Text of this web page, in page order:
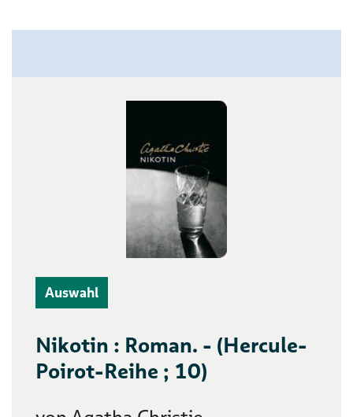
Auswahl
Nikotin : Roman. - (Hercule-
Poirot-Reihe ; 10)